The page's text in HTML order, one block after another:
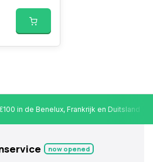
in de Benelux, Frankrijk en Duitsland
now opened